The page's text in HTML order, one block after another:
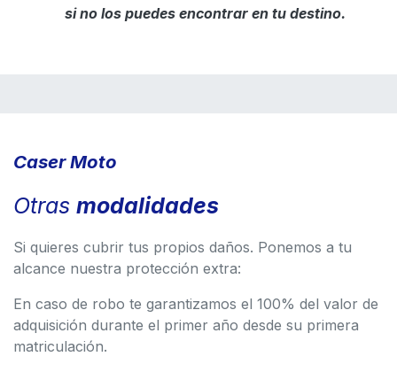
si no los puedes encontrar en tu destino.
Caser Moto
Otras modalidades
Si quieres cubrir tus propios daños. Ponemos a tu
alcance nuestra protección extra:
En caso de robo te garantizamos el 100% del valor de
adquisición durante el primer año desde su primera
matriculación.